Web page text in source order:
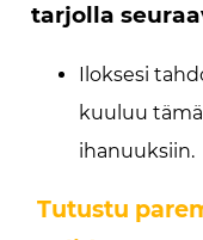
tarjolla
Iloksesi
kuuluu
ihanuuksiin.
Tutustu